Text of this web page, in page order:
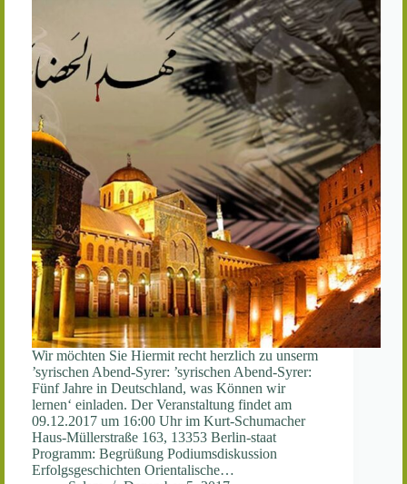
Wir möchten Sie Hiermit recht herzlich zu unserm
’syrischen Abend-Syrer: ’syrischen Abend-Syrer:
Fünf Jahre in Deutschland, was Können wir
lernen‘ einladen. Der Veranstaltung findet am
09.12.2017 um 16:00 Uhr im Kurt-Schumacher
Haus-Müllerstraße 163, 13353 Berlin-staat
Programm: Begrüßung Podiumsdiskussion
Erfolgsgeschichten Orientalische…